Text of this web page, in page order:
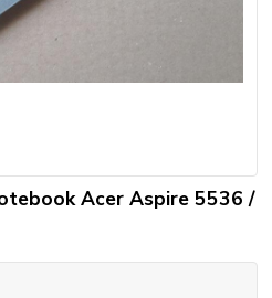
Acer Aspire 5536 /